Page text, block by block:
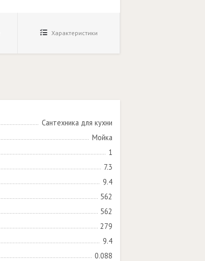
Характеристики
Сантехника для кухни
Мойка
1
7.3
9.4
562
562
279
9.4
0.088